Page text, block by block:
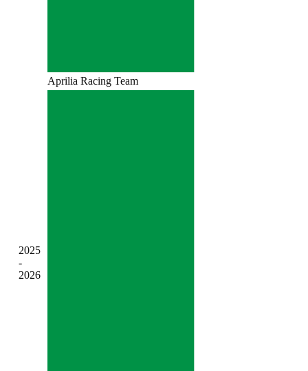
Aprilia Racing Team
2025
-
2026